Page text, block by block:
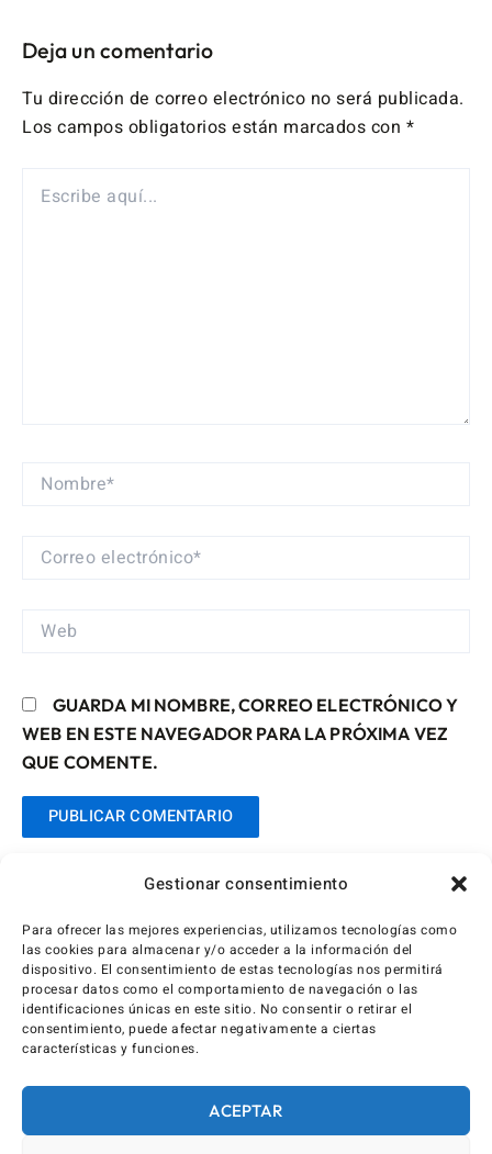
Gestionar consentimiento
Para ofrecer las mejores experiencias, utilizamos tecnologías como
las cookies para almacenar y/o acceder a la información del
dispositivo. El consentimiento de estas tecnologías nos permitirá
procesar datos como el comportamiento de navegación o las
identificaciones únicas en este sitio. No consentir o retirar el
consentimiento, puede afectar negativamente a ciertas
características y funciones.
ACEPTAR
Deja un comentario
Tu dirección de correo electrónico no será publicada.
Los campos obligatorios están marcados con *
AQUÍ...
NOMBRE*
CORREO
WEB
GUARDA MI NOMBRE, CORREO ELECTRÓNICO Y
WEB EN ESTE NAVEGADOR PARA LA PRÓXIMA VEZ
QUE COMENTE.